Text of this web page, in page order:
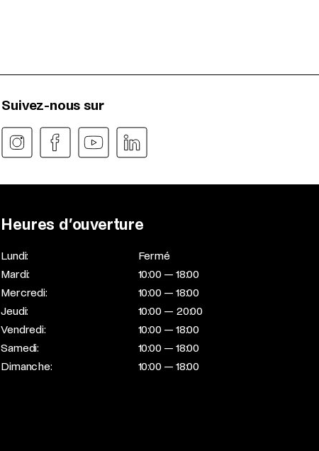
Suivez-nous sur
Heures d’ouverture
Lundi:
Fermé
Mardi:
10:00 — 18:00
Mercredi:
10:00 — 18:00
Jeudi:
10:00 — 20:00
Vendredi:
10:00 — 18:00
Samedi:
10:00 — 18:00
Dimanche:
10:00 — 18:00